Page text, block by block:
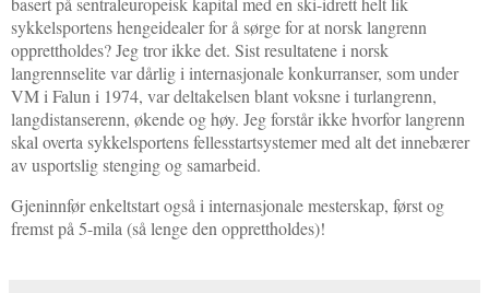
sykkelsportens hengeidealer for å sørge for at norsk langrenn
opprettholdes? Jeg tror ikke det. Sist resultatene i norsk
langrennselite var dårlig i internasjonale konkurranser, som under
VM i Falun i 1974, var deltakelsen blant voksne i turlangrenn,
langdistanserenn, økende og høy. Jeg forstår ikke hvorfor langrenn
skal overta sykkelsportens fellesstartsystemer med alt det innebærer
av usportslig stenging og samarbeid.
Gjeninnfør enkeltstart også i internasjonale mesterskap, først og
fremst på 5-mila (så lenge den opprettholdes)!